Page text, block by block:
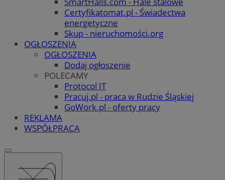
Certyfikatomat.pl - Świadectwa
energetyczne
Skup - nieruchomości.org
OGŁOSZENIA
OGŁOSZENIA
Dodaj ogłoszenie
POLECAMY
Protocol IT
Pracuj.pl - praca w Rudzie Śląskiej
GoWork.pl - oferty pracy
REKLAMA
WSPÓŁPRACA